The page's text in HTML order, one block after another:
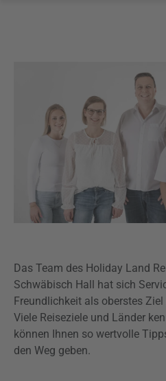
Das Team des Holiday Land
Schwäbisch Hall hat sich
Freundlichkeit als oberstes Ziel
Viele Reiseziele und Länder
können Ihnen so wertvolle
den Weg geben.